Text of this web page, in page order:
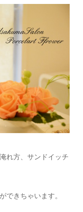
れ方、サンドイッチ
できちゃいます。